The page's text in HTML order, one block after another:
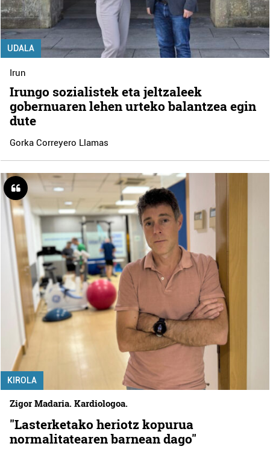
UDALA
Irun
Irungo sozialistek eta jeltzaleek
gobernuaren lehen urteko balantzea egin
dute
Gorka Correyero Llamas
KIROLA
Zigor Madaria. Kardiologoa.
"Lasterketako heriotz kopurua
normalitatearen barnean dago"